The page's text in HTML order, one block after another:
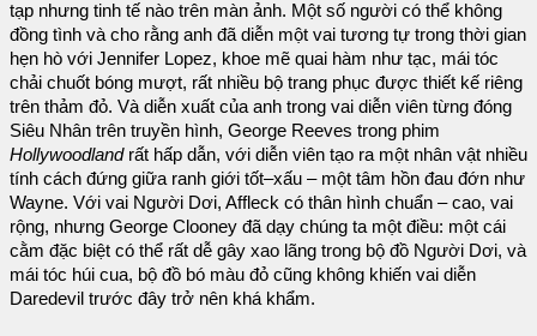
tạp nhưng tinh tế nào trên màn ảnh. Một số người có thể không
đồng tình và cho rằng anh đã diễn một vai tương tự trong thời gian
hẹn hò với Jennifer Lopez, khoe mẽ quai hàm như tạc, mái tóc
chải chuốt bóng mượt, rất nhiều bộ trang phục được thiết kế riêng
trên thảm đỏ. Và diễn xuất của anh trong vai diễn viên từng đóng
Siêu Nhân trên truyền hình, George Reeves trong phim
Hollywoodlandrất hấp dẫn, với diễn viên tạo ra một nhân vật nhiều
tính cách đứng giữa ranh giới tốt–xấu – một tâm hồn đau đớn như
Wayne. Với vai Người Dơi, Affleck có thân hình chuẩn – cao, vai
rộng, nhưng George Clooney đã dạy chúng ta một điều: một cái
cằm đặc biệt có thể rất dễ gây xao lãng trong bộ đồ Người Dơi, và
mái tóc húi cua, bộ đồ bó màu đỏ cũng không khiến vai diễn
Daredevil trước đây trở nên khá khẩm.